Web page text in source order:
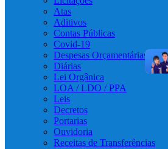
Atas
Aditivos
Contas Públicas
Covid-19
Despesas Orçamentárias
Diárias
Lei Orgânica
LOA / LDO / PPA
Leis
Decretos
Portarias
Ouvidoria
Receitas de Transferências